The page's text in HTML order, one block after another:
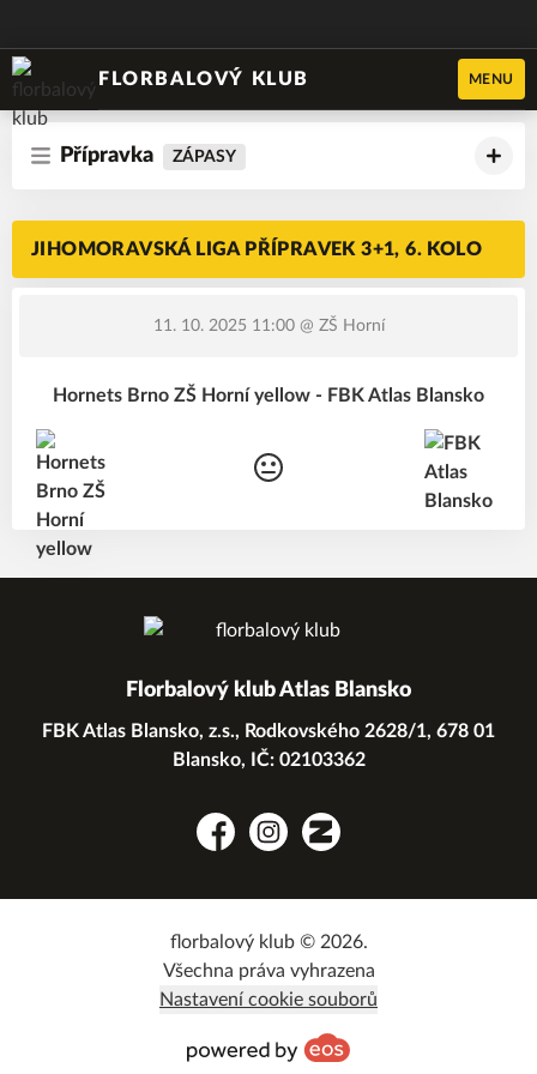
FLORBALOVÝ KLUB MENU
Přípravka ZÁPASY
JIHOMORAVSKÁ LIGA PŘÍPRAVEK 3+1, 6. KOLO
11. 10. 2025 11:00@ ZŠ Horní
Hornets Brno ZŠ Horní yellow - FBK Atlas Blansko
Florbalový klub Atlas Blansko
FBK Atlas Blansko, z.s., Rodkovského 2628/1, 678 01
Blansko, IČ: 02103362
FacebookInstagramZonerama
florbalový klub © 2026.
Všechna práva vyhrazena
Nastavení cookie souborů